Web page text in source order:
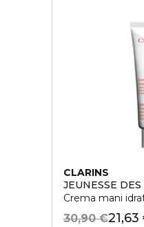
CLARINS
JEUNESSE
Crema mani
21,63
30,90 €